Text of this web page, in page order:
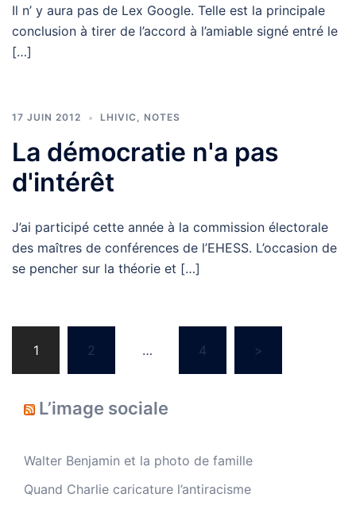
Il n’ y aura pas de Lex Google. Telle est la principale
conclusion à tirer de l’accord à l’amiable signé entré le
[…]
17 JUIN 2012 LHIVIC , NOTES
La démocratie n'a pas
d'intérêt
J’ai participé cette année à la commission électorale
des maîtres de conférences de l’EHESS. L’occasion de
se pencher sur la théorie et […]
des
articles
1 2 … 4 >
L’image sociale
Walter Benjamin et la photo de famille
Quand Charlie caricature l’antiracisme